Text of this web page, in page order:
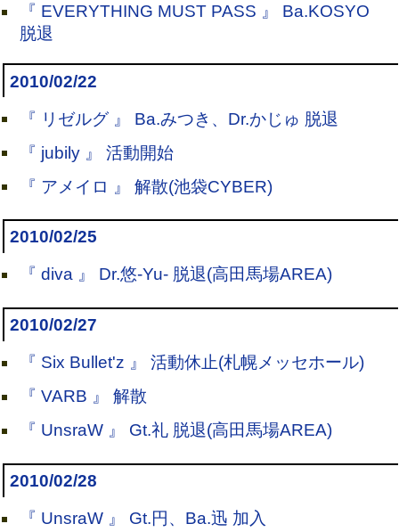
『 EVERYTHING MUST PASS 』 Ba.KOSYO
脱退
2010/02/22
『 リゼルグ 』 Ba.みつき、Dr.かじゅ 脱退
『 jubily 』 活動開始
『 アメイロ 』 解散(池袋CYBER)
2010/02/25
『 diva 』 Dr.悠-Yu- 脱退(高田馬場AREA)
2010/02/27
『 Six Bullet'z 』 活動休止(札幌メッセホール)
『 VARB 』 解散
『 UnsraW 』 Gt.礼 脱退(高田馬場AREA)
2010/02/28
『 UnsraW 』 Gt.円、Ba.迅 加入